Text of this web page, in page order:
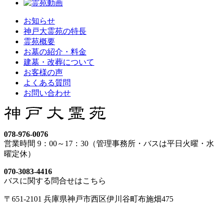
お知らせ
神戸大霊苑の特長
霊苑概要
お墓の紹介・料金
建墓・改葬について
お客様の声
よくある質問
お問い合わせ
078-976-0076
営業時間 9：00～17：30（管理事務所・バスは平日火曜・水
曜定休）
070-3083-4416
バスに関する問合せはこちら
〒651-2101 兵庫県神戸市西区伊川谷町布施畑475